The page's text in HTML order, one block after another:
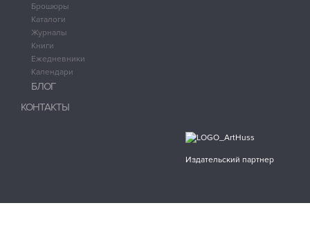
Брошюры
Каталоги
Журналы
Книги
Ежедневники
Календари
БЛОГ
КОНТАКТЫ
Издательский партнер